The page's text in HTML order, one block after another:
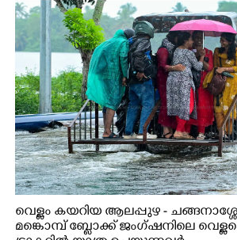
വെള്ളം കയറിയ ആലപ്പുഴ -
മങ്കൊമ്പ് ബ്ലോക്ക് ജംഗ്ഷനിലെ